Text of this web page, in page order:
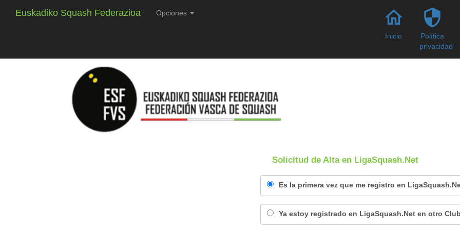
Euskadiko Squash Federazioa Opciones security
Política
privacidad
home
Inicio
Solicitud de Alta en LigaSquash.Net
Es la primera vez que me registro en
Ya estoy registrado en LigaSquash.Net en otro Club